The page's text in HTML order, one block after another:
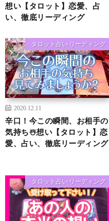
想い【タロット】恋愛、占
い、徹底リーディング
タロット占い リーディング
2020.12.11
辛口！今この瞬間、お相手の
気持ち☃️想い【タロット】恋
愛、占い、徹底リーディング
タロット占い リーディング